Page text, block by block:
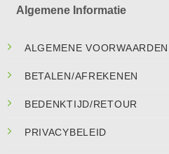
Algemene Informatie
ALGEMENE VOORWAARDEN
BETALEN/AFREKENEN
BEDENKTIJD/RETOUR
PRIVACYBELEID